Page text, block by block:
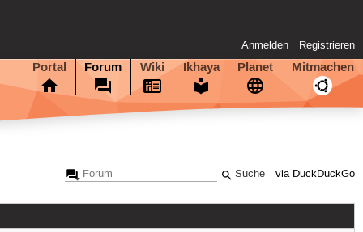
Anmelden Registrieren
Portal Forum Wiki Ikhaya Planet Mitmachen
via DuckDuckGo